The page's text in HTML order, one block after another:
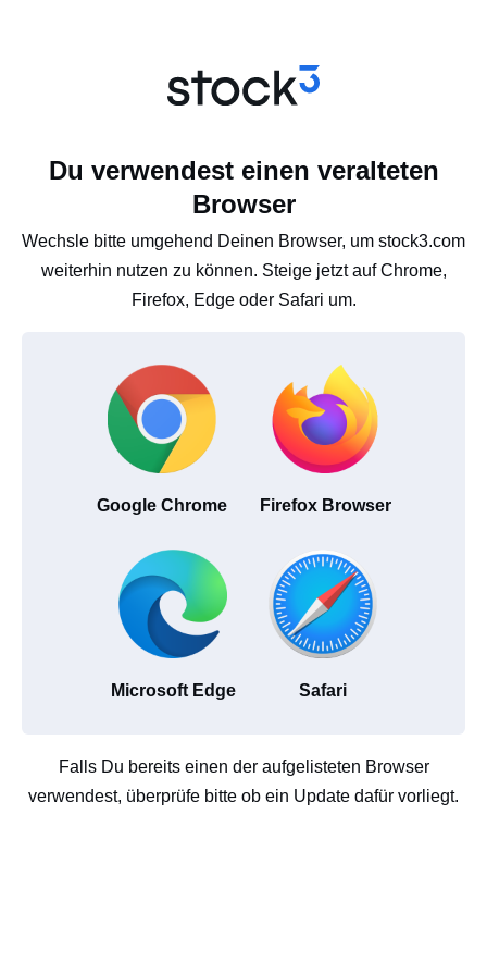
Du verwendest einen veralteten
Browser
Wechsle bitte umgehend Deinen Browser, um stock3.com
weiterhin nutzen zu können. Steige jetzt auf Chrome,
Firefox, Edge oder Safari um.
Google Chrome Firefox Browser
Microsoft Edge Safari
Falls Du bereits einen der aufgelisteten Browser
verwendest, überprüfe bitte ob ein Update dafür vorliegt.